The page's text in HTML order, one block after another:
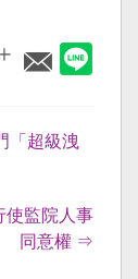
「超級洩
使監院人事
同意權 ⇒